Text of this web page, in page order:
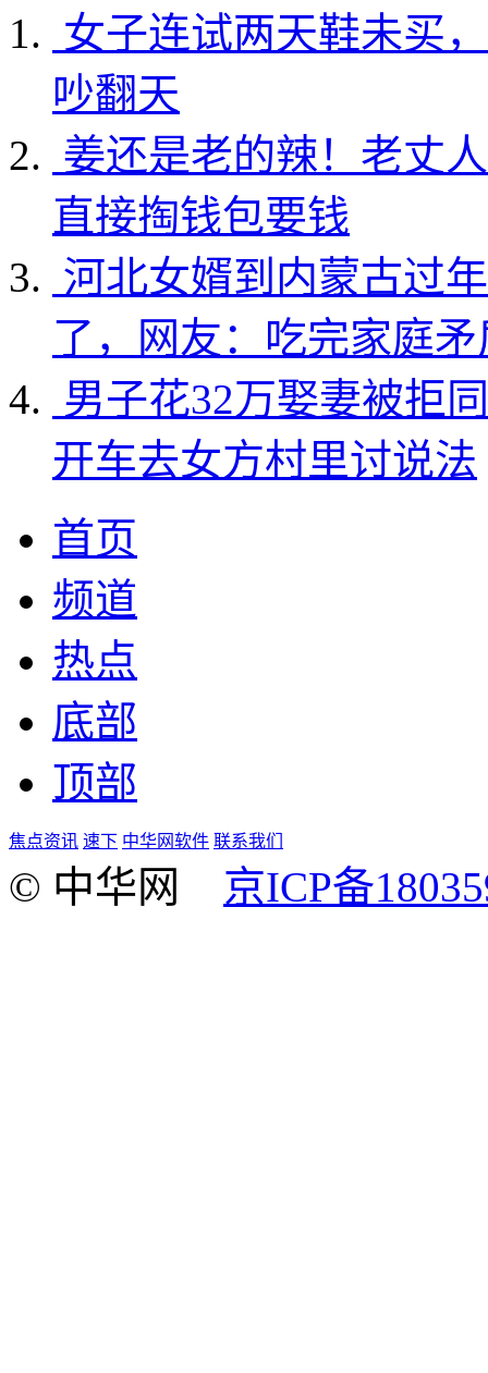
女子连试两天鞋未买
吵翻天
姜还是老的辣！老丈
直接掏钱包要钱
河北女婿到内蒙古过
了，网友：吃完家庭
男子花32万娶妻被拒
开车去女方村里讨说法
首页
频道
热点
底部
顶部
焦点资讯 速下 中华网软件 联系我们
© 中华网 京ICP备